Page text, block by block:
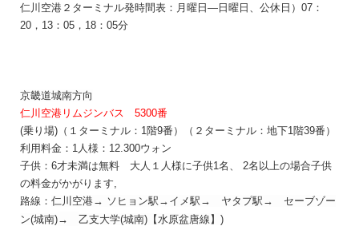
仁川空港２ターミナル発時間表： 月曜日― 日曜日、 公休日 ） 07：
20，13：05，18：05分
京畿道城南方向
仁川空港リムジンバス 5300番
(乗り場)（１ターミナル：1階9番）（２ターミナル：地下1階39番）
利用料金：1人様：12.300ウォン
子供：6才未満は無料 大人１人様に子供1名、 2名以上の場合子供
の料金がかがります,
路線： 仁川空港→ ソヒョン駅→ イメ駅 → ヤタプ駅 → セーブゾー
ン(城南)→ 乙支大学(城南) 【水原盆唐線】)